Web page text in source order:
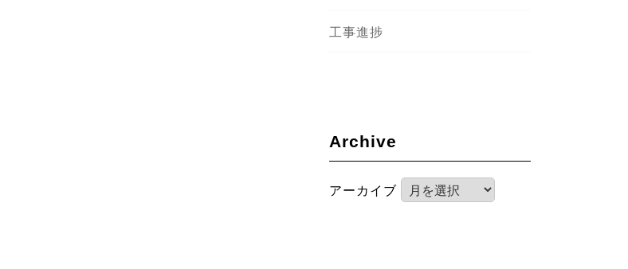
工事進捗
Archive
アーカイブ